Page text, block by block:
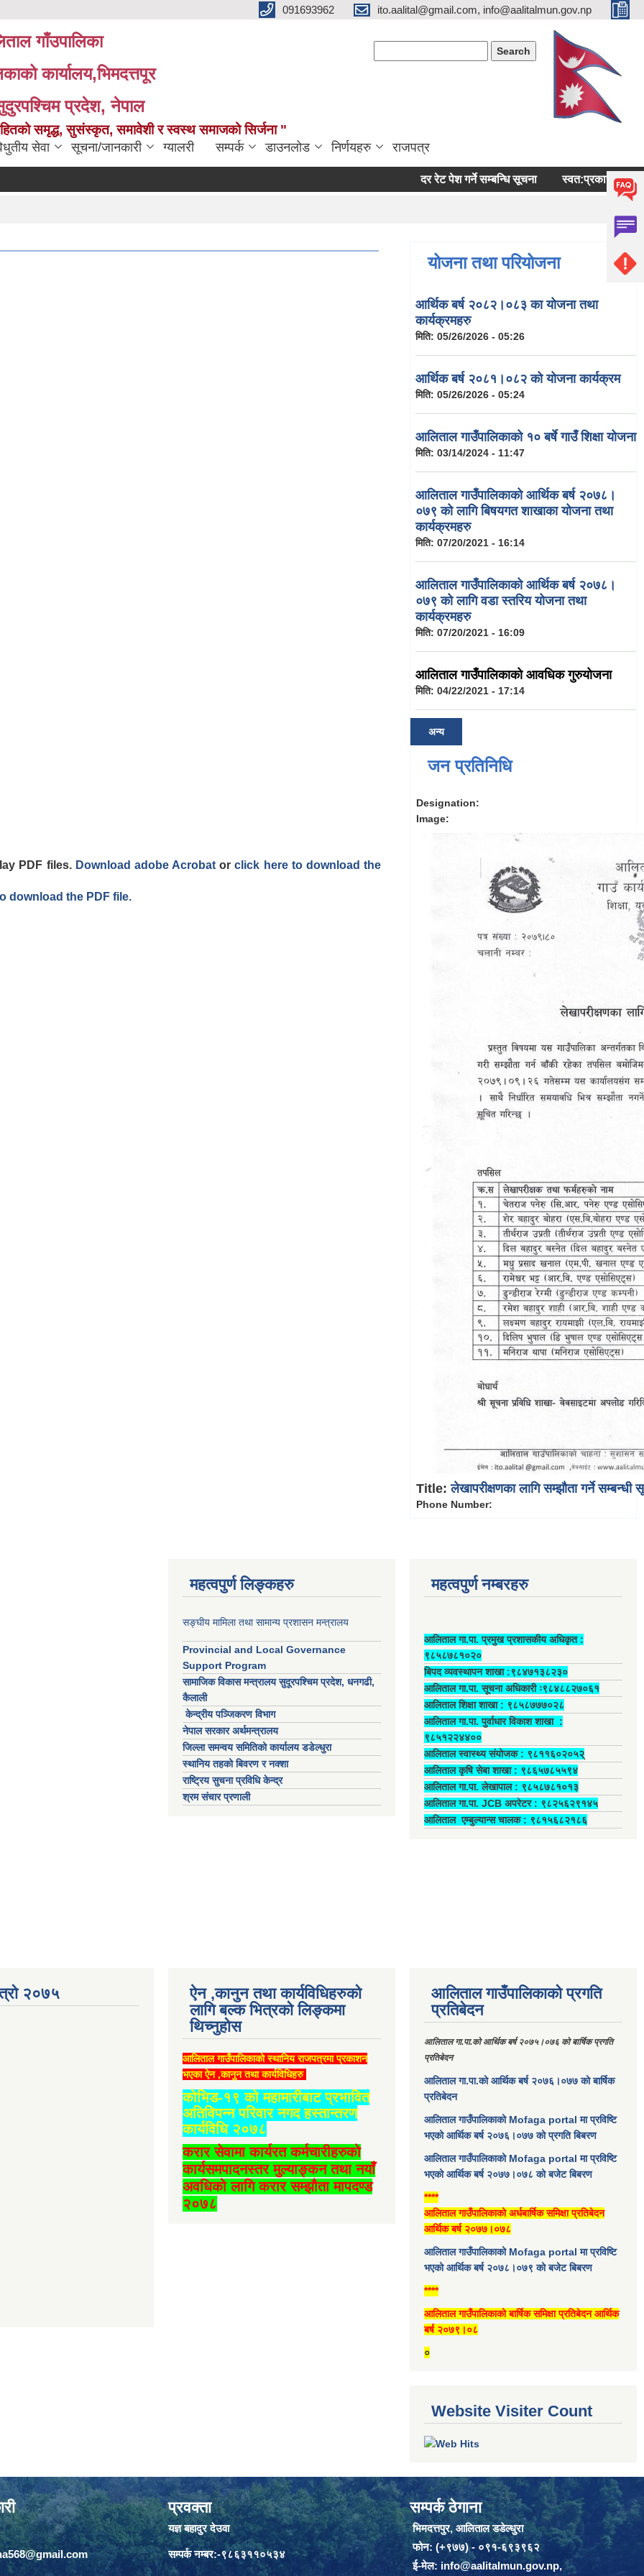
091693962 ito.aalital@gmail.com, info@aalitalmun.gov.np
गाँउपालिका
कार्यालय,भिमदत्तपूर
प्रदेश, नेपाल
समृद्ध, सुसंस्कृत, समावेशी र स्वस्थ समाजको सिर्जना "
सेवा सूचना/जानकारी ग्यालरी सम्पर्क डाउनलोड निर्णयहरु राजपत्र
दर रेट पेश गर्ने सम्बन्धि सूचना स्वत:प्रकासन (बैशाख-
PDF files. Download adobe Acrobatorclick here to download the
download the PDF file.
योजना तथा परियोजना
आर्थिक बर्ष २०८२।०८३ का योजना तथा
कार्यक्रमहरु
मिति: 05/26/2026 - 05:26
आर्थिक बर्ष २०८१।०८२ को योजना कार्यक्रम
मिति: 05/26/2026 - 05:24
आलिताल गाउँपालिकाको १० बर्षे गाउँ शिक्षा योजना
मिति: 03/14/2024 - 11:47
आलिताल गाउँपालिकाको आर्थिक बर्ष २०७८।
०७९ को लागि बिषयगत शाखाका योजना तथा
कार्यक्रमहरु
मिति: 07/20/2021 - 16:14
आलिताल गाउँपालिकाको आर्थिक बर्ष २०७८।
०७९ को लागि वडा स्तरिय योजना तथा
कार्यक्रमहरु
मिति: 07/20/2021 - 16:09
आलिताल गाउँपालिकाको आवधिक गुरुयोजना
मिति: 04/22/2021 - 17:14
अन्य
जन प्रतिनिधि
Designation:
Image:
Title:लेखापरीक्षणका लागि सम्झौता गर्ने सम्बन्धी
Phone Number:
महत्वपुर्ण लिङ्कहरु
सङ्घीय मामिला तथा सामान्य प्रशासन मन्त्रालय
Provincial and Local Governance
Support Program
सामाजिक विकास मन्त्रालय सुदूरपश्चिम प्रदेश, धनगढी,
कैलाली
केन्द्रीय पञ्जिकरण विभाग
नेपाल सरकार अर्थमन्त्रालय
जिल्ला समन्वय समितिको कार्यालय डडेल्धुरा
स्थानिय तहको बिवरण र नक्शा
राष्ट्रिय सुचना प्रविधि केन्द्र
श्रम संचार प्रणाली
महत्वपुर्ण नम्बरहरु
आलिताल गा.पा. प्रमुख प्रशासकीय अधिकृत ‍:
९८५८७८१०२०
बिपद व्यवस्थापन शाखा :९८४७१३८२३०
आलिताल गा.पा. सूचना अधिकारी ः९८४८८२७०६१
आलिताल शिक्षा शाखा : ९८५८७७७०२८
आलिताल गा.पा. पुर्वाधार विकाश शाखा ‍:
९८५१२२४४००
आलिताल स्वास्थ्य संयोजक ‍: ९८११६०२०५२्
आलिताल कृषि सेबा शाखा : ९८६५७८५५९४
आलिताल गा.पा. लेखापाल ‍: ९८५८७८१०१३
आलिताल गा.पा. JCB अपरेटर ‍: ९८२५६२९१४५
आलिताल एम्बुल्यान्स चालक ‍: ९८१५६८२१८६
२०७५
ऐन ,कानुन तथा कार्यविधिहरुको
लागि बल्क भित्रको लिङ्कमा
थिच्‍नुहोस
आलिताल गाउँपालिकाको स्थानिय राजपत्रमा प्रकाशन
भएका ऐन ,कानुन तथा कार्यविधिहरु
कोभिड-१९ को महामारीबाट प्रभावित
अतिविपन्न परिवार नगद हस्तान्तरण
कार्यविधि २०७८
करार सेवामा कार्यरत कर्मचारीहरुको
कार्यसमपादनस्तर मुल्याङ्कन तथा नयाँ
अवधिको लागि करार सम्झौता मापदण्ड
२०७८
आलिताल गाउँपालिकाको प्रगति
प्रतिबेदन
आलिताल गा.पा.को आर्थिक बर्ष २०७५।०७६ को बार्षिक प्रगति
प्रतिबेदन
आलिताल गा.पा.को आर्थिक बर्ष २०७६।०७७ को बार्षिक
प्रतिबेदन
आलिताल गाउँपालिकाको Mofaga portal मा प्रविष्टि
भएको आर्थिक बर्ष २०७६।०७७ को प्रगति बिबरण
आलिताल गाउँपालिकाको Mofaga portal मा प्रविष्टि
भएको आर्थिक बर्ष २०७७।०७८ को बजेट बिबरण
****
आलिताल गाउँपालिकाको अर्धबार्षिक समिक्षा प्रतिबेदन
आर्थिक बर्ष २०७७।०७८
आलिताल गाउँपालिकाको Mofaga portal मा प्रविष्टि
भएको आर्थिक बर्ष २०७८।०७९ को बजेट बिबरण
****
आलिताल गाउँपालिकाको बार्षिक समिक्षा प्रतिबेदन आर्थिक
बर्ष २०७९।०८
०
Website Visiter Count
प्रवक्ता
यज्ञ बहादुर देउवा
सम्पर्क नम्बर:-९८६३११०५३४
सम्पर्क ठेगाना
भिमदत्तपुर, आलिताल डडेल्धुरा
फोन: (+९७७) - ०९१-६९३९६२
ई-मेल: info@aalitalmun.gov.np,